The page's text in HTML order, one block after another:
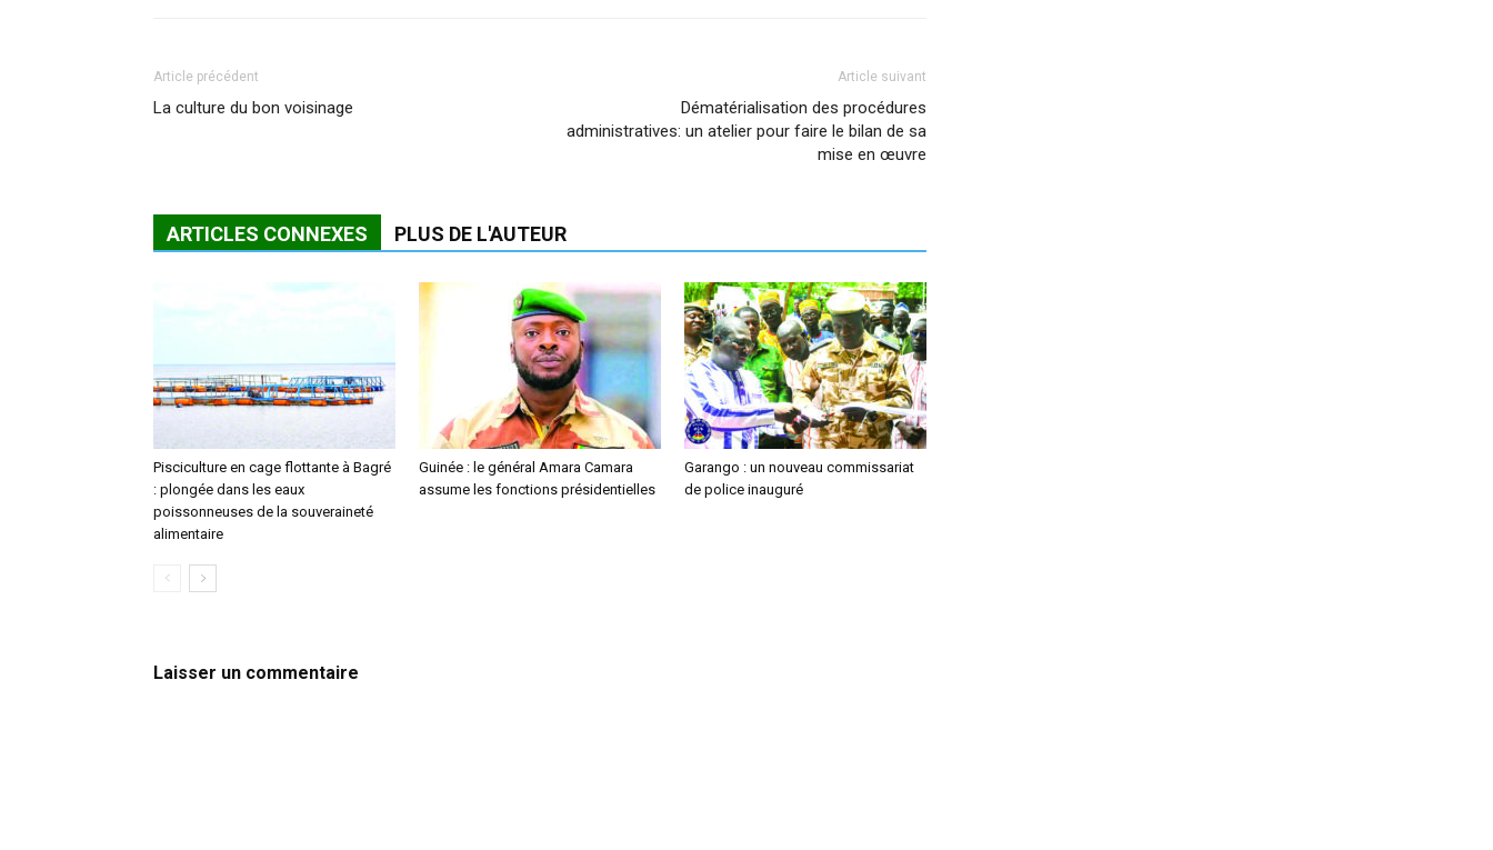
Article précédent
La culture du bon voisinage
Article suivant
Dématérialisation des procédures
administratives: un atelier pour faire le bilan de sa
mise en œuvre
ARTICLES CONNEXES PLUS DE L'AUTEUR
Pisciculture en cage flottante à Bagré
: plongée dans les eaux
poissonneuses de la souveraineté
alimentaire
Guinée : le général Amara Camara
assume les fonctions présidentielles
Garango : un nouveau commissariat
de police inauguré
Laisser un commentaire